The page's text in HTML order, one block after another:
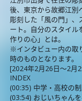
後、東京から故郷江別
彫刻した「風の門」、
ート。自分のスタイル
作りの心」とは。
※インタビュー内の取
時のものとなります。
[2024年2月26日〜2月
INDEX
(00:35) 中学・高校の
(03:54) おじいちゃん